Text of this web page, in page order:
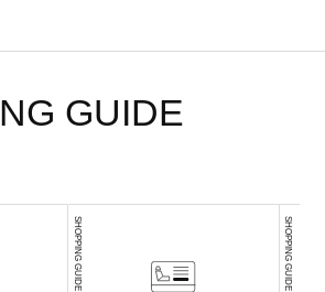
GUIDE
SHOPPING GUIDE SHOPPING GUIDE